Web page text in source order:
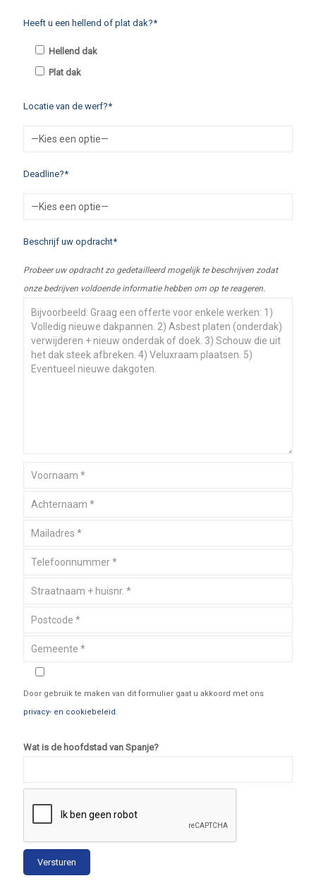
Heeft u een hellend of plat dak?*
Hellend dak
Plat dak
Locatie van de werf?*
Deadline?*
Beschrijf uw opdracht*
Probeer uw opdracht zo gedetailleerd mogelijk te beschrijven zodat
onze bedrijven voldoende informatie hebben om op te reageren.
Door gebruik te maken van dit formulier gaat u akkoord met ons
privacy- en cookiebeleid.
Wat is de hoofdstad van Spanje?